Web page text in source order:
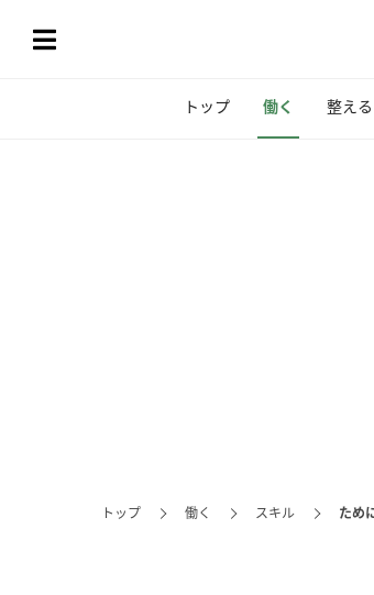
トップ 働く 整える
トップ 働く スキル ため